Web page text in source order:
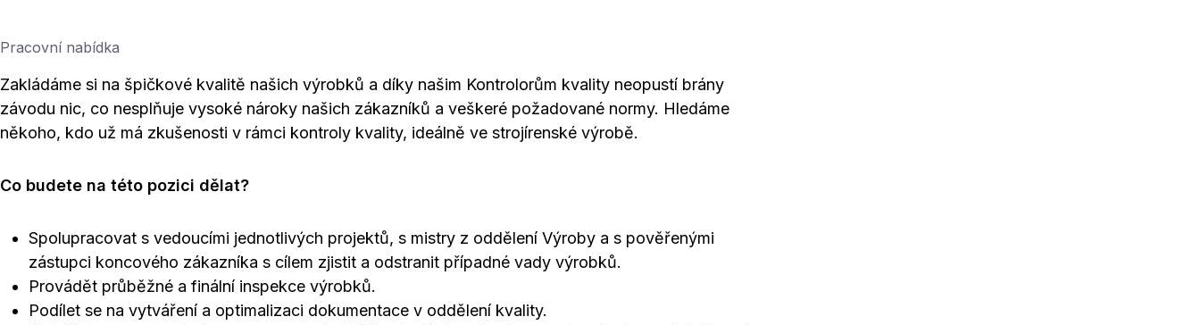
Pracovní nabídka
Zakládáme si na špičkové kvalitě našich výrobků a díky našim Kontrolorům kvality neopustí brány
závodu nic, co nesplňuje vysoké nároky našich zákazníků a veškeré požadované normy. Hledáme
někoho, kdo už má zkušenosti v rámci kontroly kvality, ideálně ve strojírenské výrobě.
Co budete na této pozici dělat?
Spolupracovat s vedoucími jednotlivých projektů, s mistry z oddělení Výroby a s pověřenými
zástupci koncového zákazníka s cílem zjistit a odstranit případné vady výrobků.
Provádět průběžné a finální inspekce výrobků.
Podílet se na vytváření a optimalizaci dokumentace v oddělení kvality.